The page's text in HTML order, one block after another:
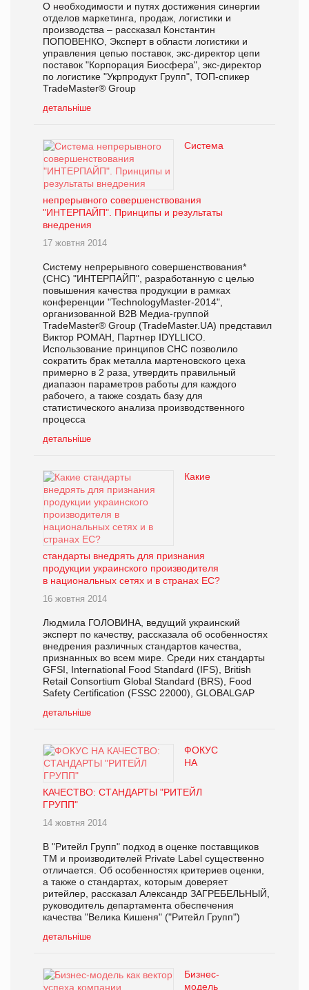
О необходимости и путях достижения синергии
отделов маркетинга, продаж, логистики и
производства – рассказал Константин
ПОПОВЕНКО, Эксперт в области логистики и
управления цепью поставок, экс-директор цепи
поставок "Корпорация Биосфера", экс-директор
по логистике "Укрпродукт Групп", ТОП-спикер
TradeMaster® Group
детальніше
Система
непрерывного совершенствования
"ИНТЕРПАЙП". Принципы и результаты
внедрения
17 жовтня 2014
Систему непрерывного совершенствования*
(СНС) "ИНТЕРПАЙП", разработанную с целью
повышения качества продукции в рамках
конференции "TechnologyMaster-2014",
организованной В2В Медиа-группой
TradeMaster® Group (TradeMaster.UA) представил
Виктор РОМАН, Партнер IDYLLICO.
Использование принципов СНС позволило
сократить брак металла мартеновского цеха
примерно в 2 раза, утвердить правильный
диапазон параметров работы для каждого
рабочего, а также создать базу для
статистического анализа производственного
процесса
детальніше
Какие
стандарты внедрять для признания
продукции украинского производителя
в национальных сетях и в странах ЕС?
16 жовтня 2014
Людмила ГОЛОВИНА, ведущий украинский
эксперт по качеству, рассказала об особенностях
внедрения различных стандартов качества,
признанных во всем мире. Среди них стандарты
GFSI, International Food Standard (IFS), British
Retail Consortium Global Standard (BRS), Food
Safety Certification (FSSC 22000), GLOBALGAP
детальніше
ФОКУС
НА
КАЧЕСТВО: СТАНДАРТЫ "РИТЕЙЛ
ГРУПП"
14 жовтня 2014
В "Ритейл Групп" подход в оценке поставщиков
ТМ и производителей Private Label существенно
отличается. Об особенностях критериев оценки,
а также о стандартах, которым доверяет
ритейлер, рассказал Александр ЗАГРЕБЕЛЬНЫЙ,
руководитель департамента обеспечения
качества "Велика Кишеня" ("Ритейл Групп")
детальніше
Бизнес-
модель